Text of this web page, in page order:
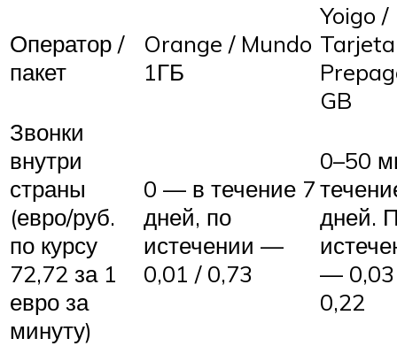
Оператор /
пакет
Orange / Mundo
1ГБ
Yoigo /
GB
Звонки
внутри
страны
(евро/руб.
по курсу
72,72 за 1
евро за
минуту)
0 — в течение 7
дней, по
истечении —
0,01 / 0,73
0–50
дней.
—
0,22